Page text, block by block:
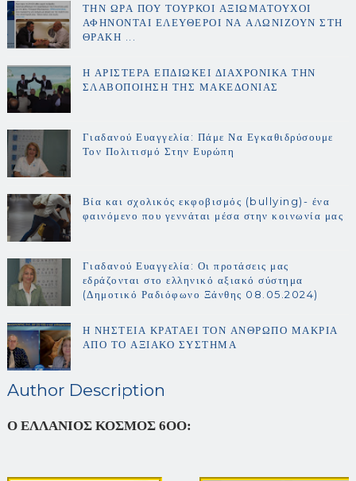
ΤΗΝ ΩΡΑ ΠΟΥ ΤΟΥΡΚΟΙ ΑΞΙΩΜΑΤΟΥΧΟΙ
ΑΦΗΝΟΝΤΑΙ ΕΛΕΥΘΕΡΟΙ ΝΑ ΑΛΩΝΙΖΟΥΝ ΣΤΗ
ΘΡΑΚΗ ...
Η ΑΡΙΣΤΕΡΑ ΕΠΔΙΩΚΕΙ ΔΙΑΧΡΟΝΙΚΑ ΤΗΝ
ΣΛΑΒΟΠΟΙΗΣΗ ΤΗΣ ΜΑΚΕΔΟΝΙΑΣ
Γιαδανού Ευαγγελία: Πάμε Να Εγκαθιδρύσουμε
Τον Πολιτισμό Στην Ευρώπη
Βία και σχολικός εκφοβισμός (bullying)- ένα
φαινόμενο που γεννάται μέσα στην κοινωνία μας
Γιαδανού Ευαγγελία: Οι προτάσεις μας
εδράζονται στο ελληνικό αξιακό σύστημα
(Δημοτικό Ραδιόφωνο Ξάνθης 08.05.2024)
Η ΝΗΣΤΕΙΑ ΚΡΑΤΑΕΙ ΤΟΝ ΑΝΘΡΩΠΟ ΜΑΚΡΙΑ
ΑΠΟ ΤΟ ΑΞΙΑΚΟ ΣΥΣΤΗΜΑ
Author Description
Ο ΕΛΛΑΝΙΟΣ ΚΟΣΜΟΣ 6ΟΟ: